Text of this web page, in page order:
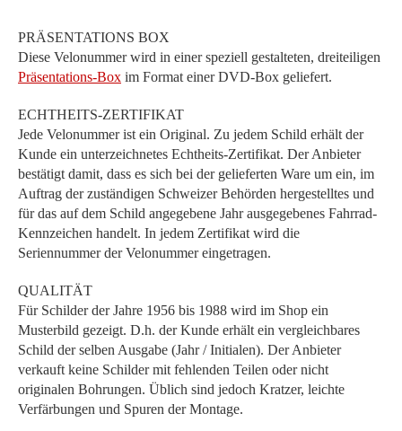
PRÄSENTATIONS BOX
Diese Velonummer wird in einer speziell gestalteten, dreiteiligen
Präsentations-Box im Format einer DVD-Box geliefert.
ECHTHEITS-ZERTIFIKAT
Jede Velonummer ist ein Original. Zu jedem Schild erhält der
Kunde ein unterzeichnetes Echtheits-Zertifikat. Der Anbieter
bestätigt damit, dass es sich bei der gelieferten Ware um ein, im
Auftrag der zuständigen Schweizer Behörden hergestelltes und
für das auf dem Schild angegebene Jahr ausgegebenes Fahrrad-
Kennzeichen handelt. In jedem Zertifikat wird die
Seriennummer der Velonummer eingetragen.
QUALITÄT
Für Schilder der Jahre 1956 bis 1988 wird im Shop ein
Musterbild gezeigt. D.h. der Kunde erhält ein vergleichbares
Schild der selben Ausgabe (Jahr / Initialen). Der Anbieter
verkauft keine Schilder mit fehlenden Teilen oder nicht
originalen Bohrungen. Üblich sind jedoch Kratzer, leichte
Verfärbungen und Spuren der Montage.